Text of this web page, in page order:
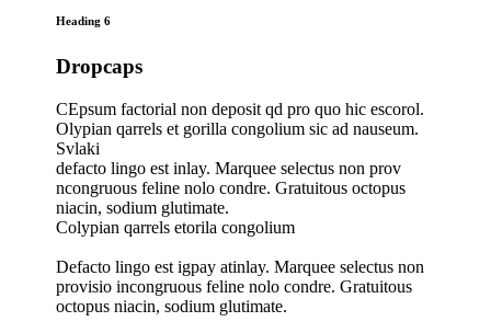
Heading 6
Dropcaps
СEpsum factorial non deposit qd pro quo hic escorol.
Olypian qarrels et gorilla congolium sic ad nauseum.
Svlaki
defacto lingo est inlay. Marquee selectus non prov
ncongruous feline nolo condre. Gratuitous octopus
niacin, sodium glutimate.
Colypian qarrels etorila congolium
Defacto lingo est igpay atinlay. Marquee selectus non
provisio incongruous feline nolo condre. Gratuitous
octopus niacin, sodium glutimate.